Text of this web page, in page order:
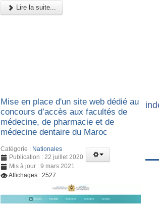
Lire la suite...
Mise en place d'un site web dédié au
concours d’accès aux facultés de
médecine, de pharmacie et de
médecine dentaire du Maroc
Catégorie : Nationales
Publication : 22 juillet 2020
Mis à jour : 9 mars 2021
Affichages : 2527